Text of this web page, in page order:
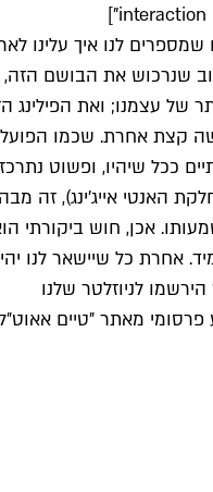
שמספרים לנו איך עלינו
שנרכוש את הבושם
של עצמנו; ואת
ככל שיהיו, ופשוט
אכן, חוש ביקורתי
כל שיישאר לנו יהיה
לניוזלטר שלנו
מאתר ״טיים אאוט״